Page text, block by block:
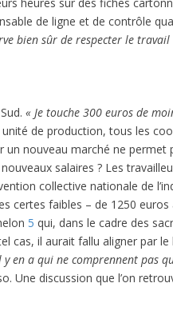
de ligne et de contrôle
bien sûr de respecter le travail
« Je touche 300 euros de
de production, tous les
un nouveau marché ne
salaires ? Les
collective nationale de
certes faibles – de 1250
5 qui, dans le cadre des
cas, il aurait fallu aligner par
y en a qui ne comprennent pas
Une discussion que l’on